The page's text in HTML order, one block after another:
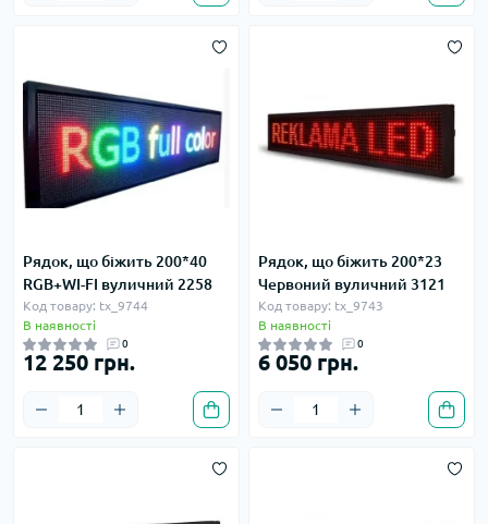
Рядок, що біжить 200*40
RGB+WI-FI вуличний 2258
Код товару: tx_9744
В наявності
0
12 250 грн.
Рядок, що біжить 200*23
Червоний вуличний 3121
Код товару: tx_9743
В наявності
0
6 050 грн.